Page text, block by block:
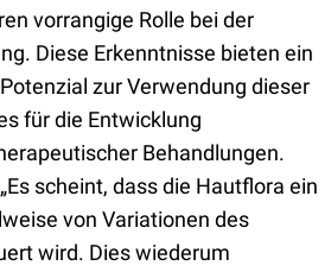
vorrangige Rolle bei der
Diese Erkenntnisse bieten ein
zur Verwendung dieser
für die Entwicklung
Behandlungen.
scheint, dass die Hautflora ein
von Variationen des
wird. Dies wiederum